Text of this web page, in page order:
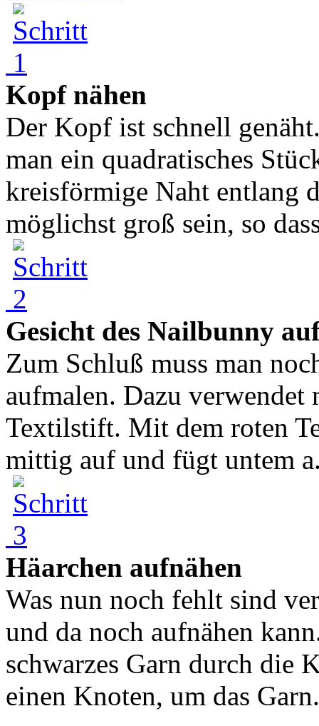
Kopf nähen
Der Kopf ist schnell
man ein quadratisches
kreisförmige Naht entlang
möglichst groß sein, so
Gesicht des Nailbunny
Zum Schluß muss man
aufmalen. Dazu verwendet
Textilstift. Mit dem roten
mittig auf und fügt untem
Häarchen aufnähen
Was nun noch fehlt sind
und da noch aufnähen
schwarzes Garn durch die
einen Knoten, um das